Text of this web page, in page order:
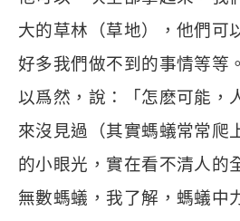
大的草林（草地），他們可
好多我們做不到的事情等等
以爲然，說：「怎麽可能，
來沒見過（其實螞蟻常常爬
的小眼光，實在看不清人的
無數螞蟻，我了解，螞蟻中